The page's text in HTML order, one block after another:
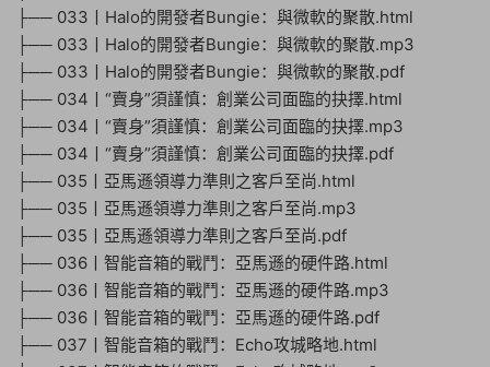
├── 033丨Halo的開發者Bungie：與微軟的聚散.html
├── 033丨Halo的開發者Bungie：與微軟的聚散.mp3
├── 033丨Halo的開發者Bungie：與微軟的聚散.pdf
├── 034丨“賣身”須謹慎：創業公司面臨的抉擇.html
├── 034丨“賣身”須謹慎：創業公司面臨的抉擇.mp3
├── 034丨“賣身”須謹慎：創業公司面臨的抉擇.pdf
├── 035丨亞馬遜領導力準則之客戶至尚.html
├── 035丨亞馬遜領導力準則之客戶至尚.mp3
├── 035丨亞馬遜領導力準則之客戶至尚.pdf
├── 036丨智能音箱的戰鬥：亞馬遜的硬件路.html
├── 036丨智能音箱的戰鬥：亞馬遜的硬件路.mp3
├── 036丨智能音箱的戰鬥：亞馬遜的硬件路.pdf
├── 037丨智能音箱的戰鬥：Echo攻城略地.html